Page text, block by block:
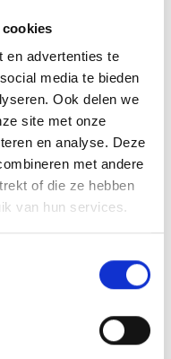
en advertenties te
media te bieden
Ook delen we
site met onze
en analyse. Deze
met andere
of die ze hebben
van hun services.